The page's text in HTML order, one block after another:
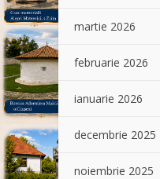
martie 2026
februarie 2026
ianuarie 2026
decembrie 2025
noiembrie 2025